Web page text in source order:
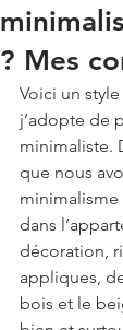
? Mes
Voici un
j’adopte de
minimaliste.
que nous
dans
décoration,
appliques,
bois et le